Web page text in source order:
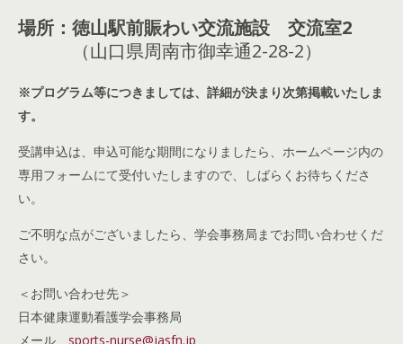
場所：徳山駅前賑わい交流施設 交流室2
（山口県周南市御幸通2-28-2）
※プログラム等につきましては、詳細が決まり次第掲載いたしま
す。
受講申込は、申込可能な期間になりましたら、ホームページ内の
専用フォームにて受付いたしますので、しばらくお待ちくださ
い。
ご不明な点がございましたら、学会事務局までお問い合わせくだ
さい。
＜お問い合わせ先＞
日本健康運動看護学会事務局
メール sports-nurse@jasfn.jp